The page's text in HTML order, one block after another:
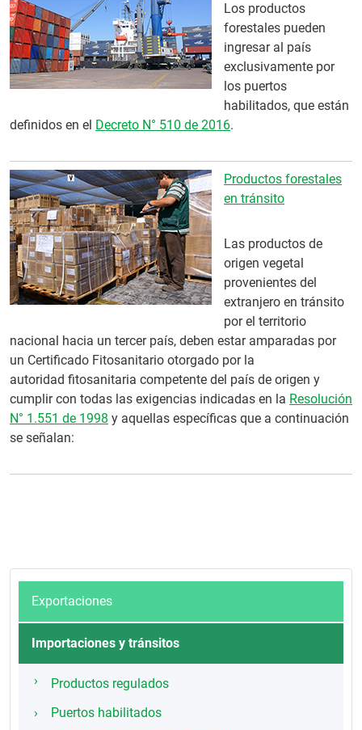
Los productos
forestales pueden
ingresar al país
exclusivamente por
los puertos
habilitados, que están
definidos en el Decreto N° 510 de 2016.
Productos forestales
en tránsito
Las productos de
origen vegetal
provenientes del
extranjero en tránsito
por el territorio
nacional hacia un tercer país, deben estar amparadas por
un Certificado Fitosanitario otorgado por la
autoridad fitosanitaria competente del país de origen y
cumplir con todas las exigencias indicadas en la Resolución
N° 1.551 de 1998 y aquellas específicas que a continuación
se señalan:
Exportaciones
Importaciones y tránsitos
Productos regulados
Puertos habilitados